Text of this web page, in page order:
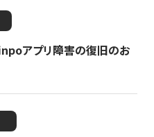
アプリ障害の復旧のお